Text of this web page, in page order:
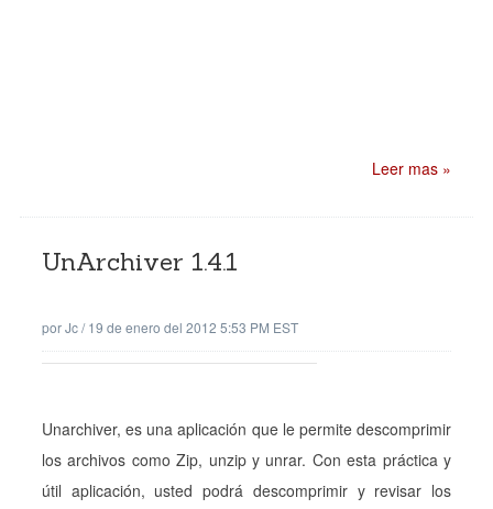
Leer mas »
UnArchiver 1.4.1
porJc/19 de enero del 2012 5:53 PM EST
Unarchiver, es una aplicación que le permite descomprimir
los archivos como Zip, unzip y unrar. Con esta práctica y
útil aplicación, usted podrá descomprimir y revisar los